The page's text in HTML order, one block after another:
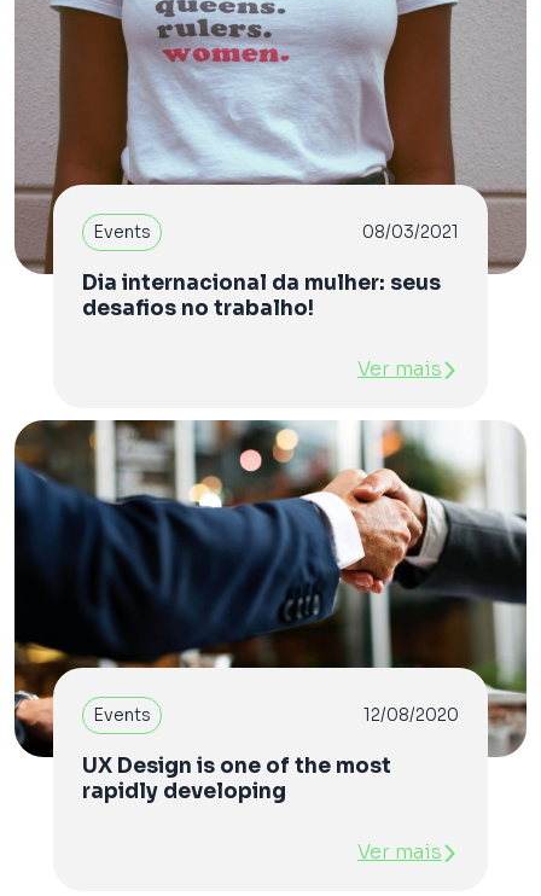
Events 08/03/2021
Dia internacional da mulher: seus
desafios no trabalho!
Ver mais
Events 12/08/2020
UX Design is one of the most
rapidly developing
Ver mais